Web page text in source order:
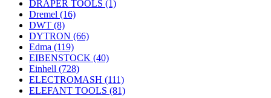
DRAPER TOOLS (1)
Dremel (16)
DWT (8)
DYTRON (66)
Edma (119)
EIBENSTOCK (40)
Einhell (728)
ELECTROMASH (111)
ELEFANT TOOLS (81)